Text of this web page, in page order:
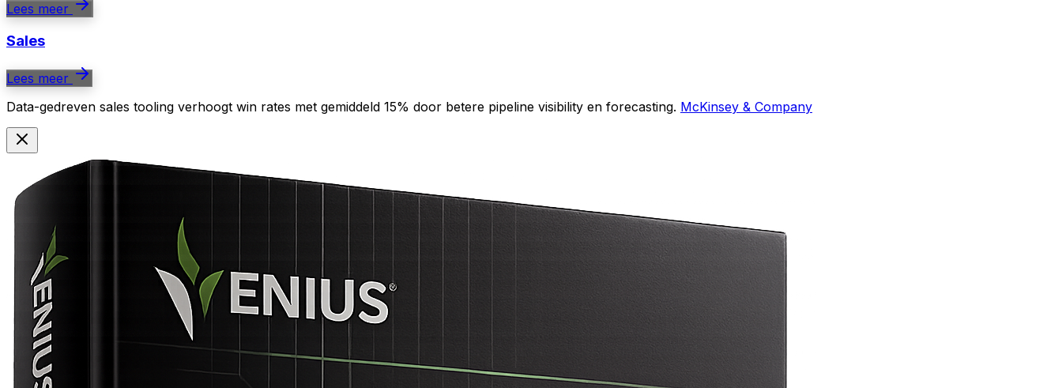
Lees meer
Sales
Lees meer
Data-gedreven sales tooling verhoogt win rates met gemiddeld 15% door betere pipeline visibility en forecasting. McKinsey & Company